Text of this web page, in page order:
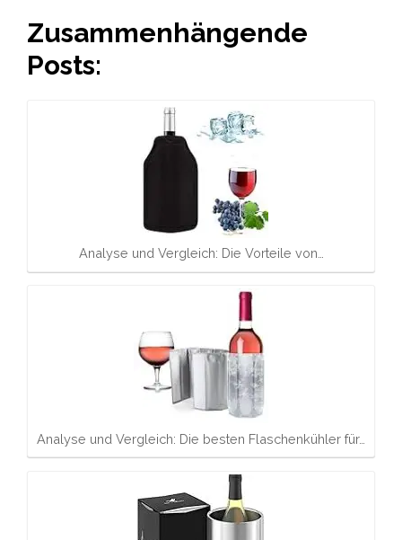
Zusammenhängende
Posts:
Analyse und Vergleich: Die Vorteile von…
Analyse und Vergleich: Die besten Flaschenkühler für…